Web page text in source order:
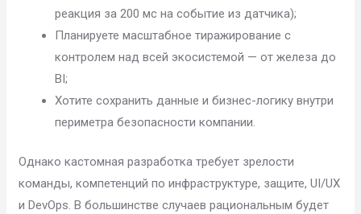
реакция за 200 мс на событие из датчика);
Планируете масштабное тиражирование с
контролем над всей экосистемой — от железа до
BI;
Хотите сохранить данные и бизнес-логику внутри
периметра безопасности компании.
Однако кастомная разработка требует зрелости
команды, компетенций по инфраструктуре, защите, UI/UX
и DevOps. В большинстве случаев рациональным будет